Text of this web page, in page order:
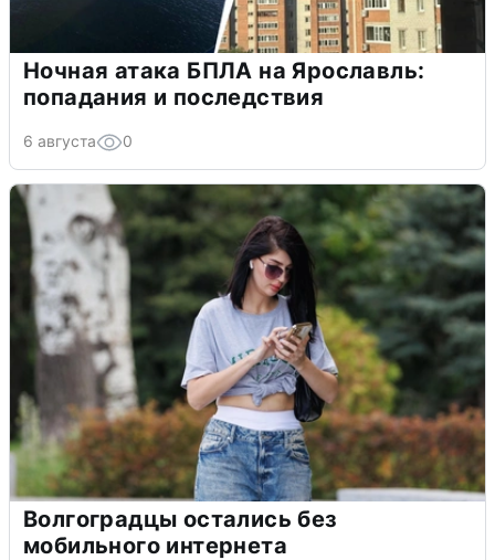
Ночная атака БПЛА на Ярославль:
попадания и последствия
6 августа 0
Волгоградцы остались без
мобильного интернета